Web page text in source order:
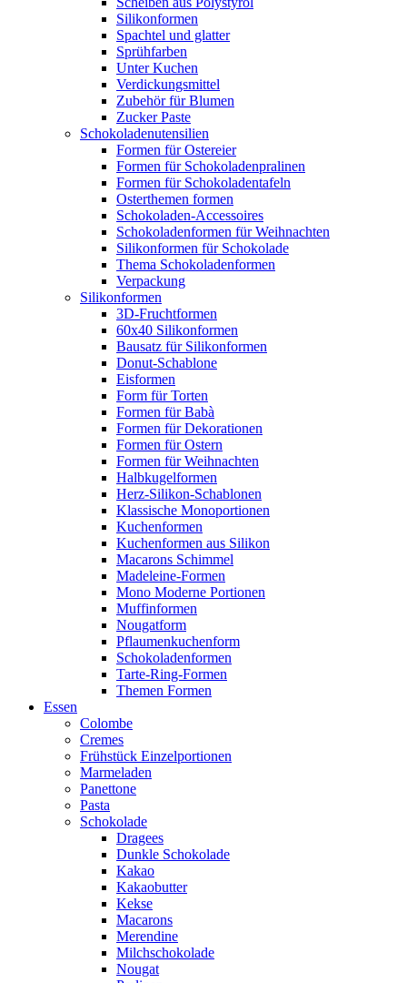
Silikonformen
Spachtel und glatter
Sprühfarben
Unter Kuchen
Verdickungsmittel
Zubehör für Blumen
Zucker Paste
Schokoladenutensilien
Formen für Ostereier
Formen für Schokoladenpralinen
Formen für Schokoladentafeln
Osterthemen formen
Schokoladen-Accessoires
Schokoladenformen für Weihnachten
Silikonformen für Schokolade
Thema Schokoladenformen
Verpackung
Silikonformen
3D-Fruchtformen
60x40 Silikonformen
Bausatz für Silikonformen
Donut-Schablone
Eisformen
Form für Torten
Formen für Babà
Formen für Dekorationen
Formen für Ostern
Formen für Weihnachten
Halbkugelformen
Herz-Silikon-Schablonen
Klassische Monoportionen
Kuchenformen
Kuchenformen aus Silikon
Macarons Schimmel
Madeleine-Formen
Mono Moderne Portionen
Muffinformen
Nougatform
Pflaumenkuchenform
Schokoladenformen
Tarte-Ring-Formen
Themen Formen
Essen
Colombe
Cremes
Frühstück Einzelportionen
Marmeladen
Panettone
Pasta
Schokolade
Dragees
Dunkle Schokolade
Kakao
Kakaobutter
Kekse
Macarons
Merendine
Milchschokolade
Nougat